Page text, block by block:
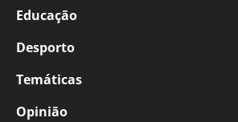
Educação
Desporto
Temáticas
Opinião